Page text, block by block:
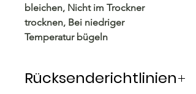
bleichen, Nicht im Trockner
trocknen, Bei niedriger
Temperatur bügeln
Rücksenderichtlinien